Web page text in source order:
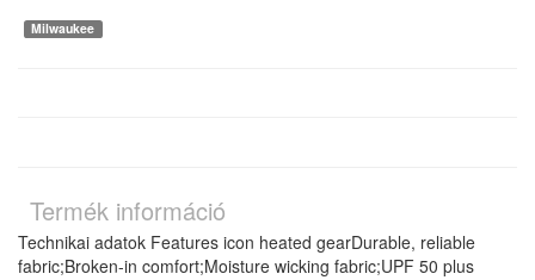
Milwaukee
Termék információ
Technikai adatok Features icon heated gearDurable, reliable
fabric;Broken-in comfort;Moisture wicking fabric;UPF 50 plus